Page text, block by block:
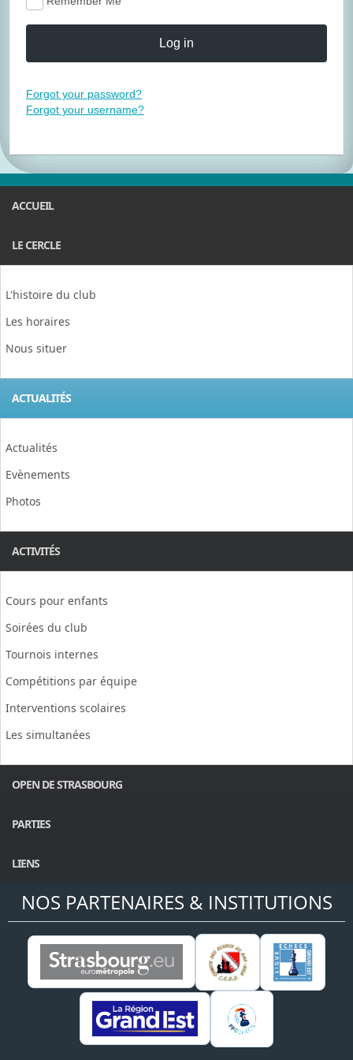
Log in
Forgot your password?
Forgot your username?
ACCUEIL
LE CERCLE
L'histoire du club
Les horaires
Nous situer
ACTUALITÉS
Actualités
Evènements
Photos
ACTIVITÉS
Cours pour enfants
Soirées du club
Tournois internes
Compétitions par équipe
Interventions scolaires
Les simultanées
OPEN DE STRASBOURG
PARTIES
LIENS
NOS PARTENAIRES & INSTITUTIONS